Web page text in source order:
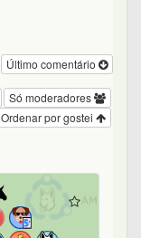
Último comentário
Só moderadores
Ordenar por gostei